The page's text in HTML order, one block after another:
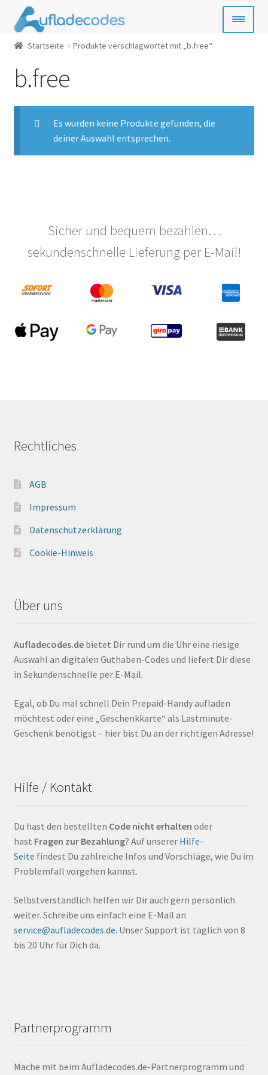
Zur
Navigation
springen
Zum
Inhalt
springen
Handy-Guthaben
Bezahlkarten
Gamecards
Startseite Produkte verschlagwortet mit „b.free“
b.free
Es wurden keine Produkte gefunden, die
deiner Auswahl entsprechen.
Sicher und bequem bezahlen…
sekundenschnelle Lieferung per E-Mail!
Rechtliches
AGB
Impressum
Datenschutzerklärung
Cookie-Hinweis
Über uns
Aufladecodes.debietet Dir rund um die Uhr eine riesige
Auswahl an digitalen Guthaben-Codes und liefert Dir diese
in Sekundenschnelle per E-Mail.
Egal, ob Du mal schnell Dein Prepaid-Handy aufladen
möchtest oder eine „Geschenkkarte“ als Lastminute-
Geschenk benötigst – hier bist Du an der richtigen Adresse!
Hilfe / Kontakt
Du hast den bestellten Code nicht erhalten oder
hast Fragen zur Bezahlung? Auf unserer Hilfe-
Seite findest Du zahlreiche Infos und Vorschläge, wie Du im
Problemfall vorgehen kannst.
Selbstverständlich helfen wir Dir auch gern persönlich
weiter. Schreibe uns einfach eine E-Mail an
service@aufladecodes.de. Unser Support ist täglich von 8
bis 20 Uhr für Dich da.
Partnerprogramm
Mache mit beim Aufladecodes.de-Partnerprogramm und